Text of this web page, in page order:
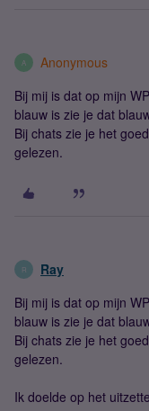
A Anonymous
Bij mij is dat op mijn
blauw is zie je dat
Bij chats zie je het
gelezen.
R Ray
Bij mij is dat op mijn
blauw is zie je dat
Bij chats zie je het
gelezen.
Ik doelde op het